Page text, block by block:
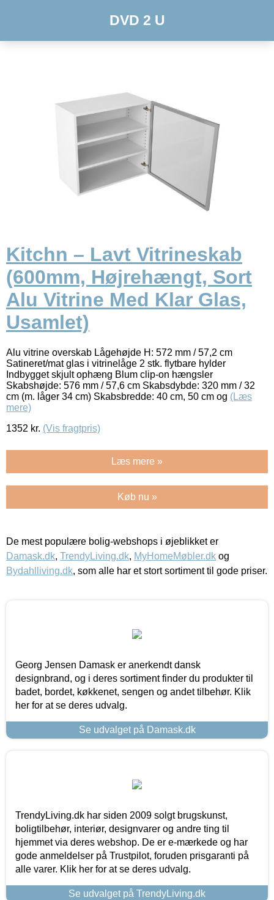
DVD 2 U
Kitchn – Lavt Vitrineskab
(600mm, Højrehængt, Sort
Alu Vitrine Med Klar Glas,
Usamlet)
Alu vitrine overskab Lågehøjde H: 572 mm / 57,2 cm
Satineret/mat glas i vitrinelåge 2 stk. flytbare hylder
Indbygget skjult ophæng Blum clip-on hængsler
Skabshøjde: 576 mm / 57,6 cm Skabsdybde: 320 mm / 32
cm (m. låger 34 cm) Skabsbredde: 40 cm, 50 cm og (Læs
mere)
1352 kr. (Vis fragtpris)
Læs mere »
Køb nu »
De mest populære bolig-webshops i øjeblikket er
Damask.dk, TrendyLiving.dk, MyHomeMøbler.dk og
Bydahlliving.dk, som alle har et stort sortiment til gode priser.
Georg Jensen Damask er anerkendt dansk
designbrand, og i deres sortiment finder du produkter til
badet, bordet, køkkenet, sengen og andet tilbehør. Klik
her for at se deres udvalg.
Se udvalget på Damask.dk
TrendyLiving.dk har siden 2009 solgt brugskunst,
boligtilbehør, interiør, designvarer og andre ting til
hjemmet via deres webshop. De er e-mærkede og har
gode anmeldelser på Trustpilot, foruden prisgaranti på
alle varer. Klik her for at se deres udvalg.
Se udvalget på TrendyLiving.dk